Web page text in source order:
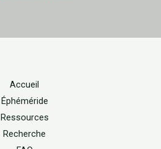
Accueil
Éphéméride
Ressources
Recherche